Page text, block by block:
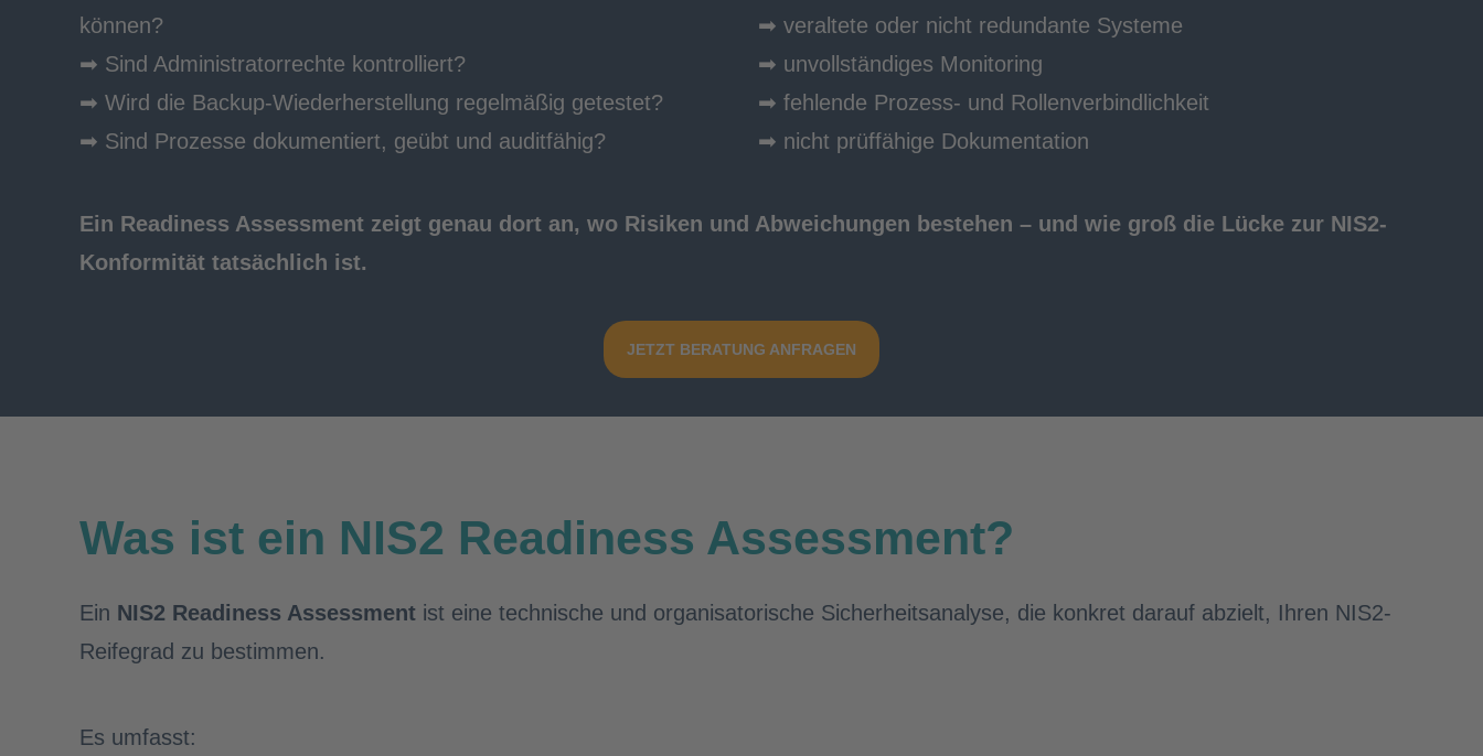
können?
➡ Sind Administratorrechte kontrolliert?
➡ Wird die Backup-Wiederherstellung regelmäßig getestet?
➡ Sind Prozesse dokumentiert, geübt und auditfähig?
➡veraltete oder nicht redundante Systeme
➡ unvollständiges Monitoring
➡fehlende Prozess- und Rollenverbindlichkeit
➡ nicht prüffähige Dokumentation
Ein Readiness Assessment zeigt genau dort an, wo Risiken und Abweichungen bestehen – und wie groß die Lücke zur NIS2-
Konformität tatsächlich ist.
JETZT BERATUNG ANFRAGEN
Was ist ein NIS2 Readiness Assessment?
Ein NIS2 Readiness Assessment ist eine technische und organisatorische Sicherheitsanalyse, die konkret darauf abzielt, Ihren NIS2-
Reifegrad zu bestimmen.
Es umfasst: